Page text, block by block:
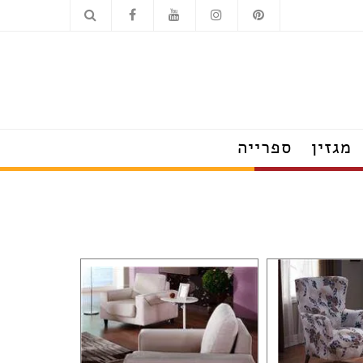
מגזין
פנג שוואי
חדש בעיצוב
טיפים לצרכנות נבונה
תערוכות, חידושים ואירועים
ראיונות אישיים עם מובילי תחום
כשעיצוב וטבע נפגשים
ספרייה